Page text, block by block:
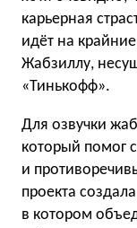
карьерная
идёт на
Жабзиллу,
«Тинькофф».
Для озвучки
который помог
и
проекта
в котором